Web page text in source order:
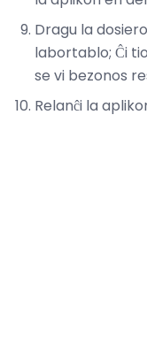
Dragu la
labortablo; Ĉi
se vi bezonos
Relanĉi la